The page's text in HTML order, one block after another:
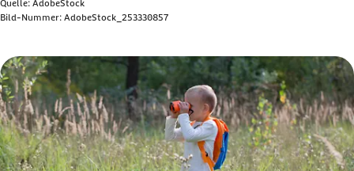
Quelle: AdobeStock
Bild-Nummer: AdobeStock_253330857